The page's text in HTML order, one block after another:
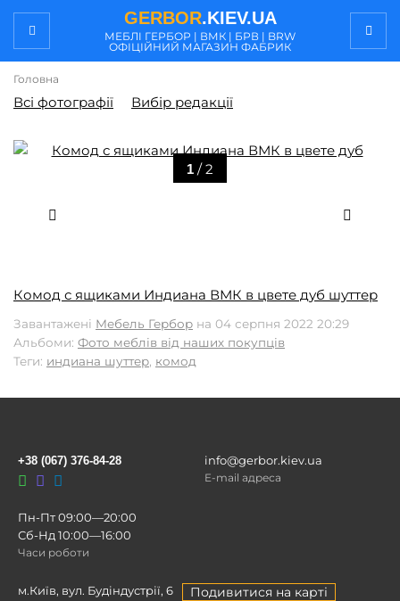
GERBOR.KIEV.UA
МЕБЛI ГЕРБОР | ВМК | БРВ | BRW
ОФІЦІЙНИЙ МАГАЗИН ФАБРИК
Головна
Всі фотографії Вибір редакції
1 / 2
Комод с ящиками Индиана ВМК в цвете дуб шуттер
Завантажені Мебель Гербор на 04 серпня 2022 20:29
Альбоми: Фото меблів від наших покупців
Теги: индиана шуттер, комод
+38 (067) 376-84-28 info@gerbor.kiev.ua
E-mail адреса
Пн-Пт 09:00—20:00
Сб-Нд 10:00—16:00
Часи роботи
м.Київ, вул. Будіндустрії, 6 Подивитися на карті